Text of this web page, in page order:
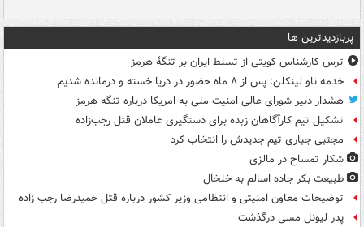
پربازدیدترین ها
ترس کارشناس کویتی از تسلط ایران بر تنگۀ هرمز
خدمه ناو لینکلن: پس از ۸ ماه حضور در دریا خسته و درمانده‌ شدیم
هشدار دبیر شورای عالی امنیت ملی به امریکا درباره تنگه هرمز
تشکیل تیم کارآگاهان زبده برای دستگیری عاملان قتل رجب‌زاده
مجتبی جباری تیم جدیدش را انتخاب کرد
شکار تمساح در مالزی
طبیعت بکر جاده اسالم به خلخال
توضیحات معاون امنیتی و انتظامی وزیر کشور درباره قتل حمیدرضا رجب زاده
پدر لیونل مسی درگذشت